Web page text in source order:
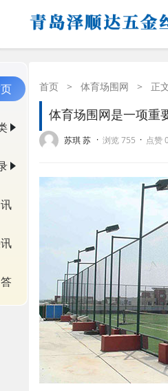
首页 > 体育场围网 > 正
体育场围网是一项重
苏琪 苏 · 浏览 755 · 点赞